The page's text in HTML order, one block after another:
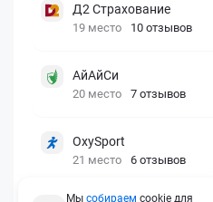
Д2 Страхование
19 место 10 отзывов
АйАйСи
20 место 7 отзывов
OxySport
21 место 6 отзывов
Мы собираем cookie для